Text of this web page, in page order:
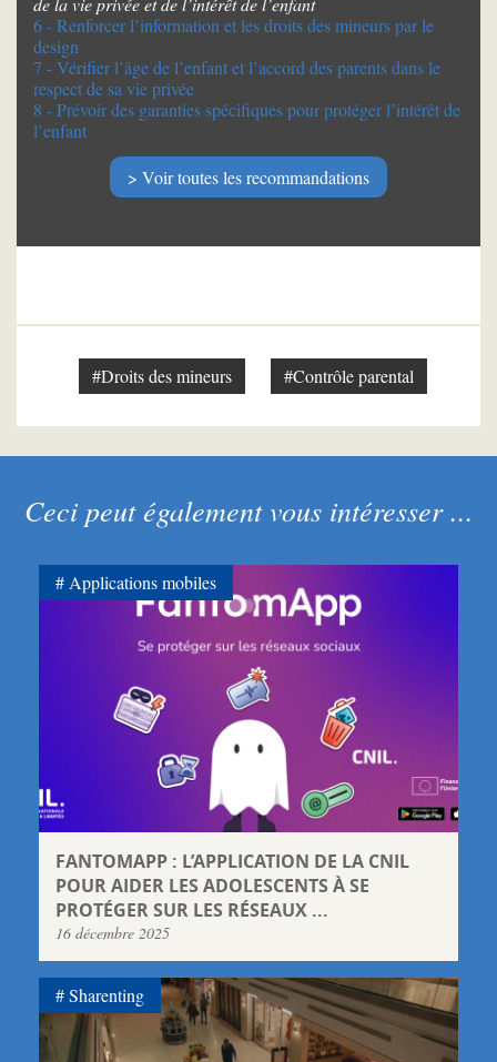
6 - Renforcer l’information et les droits des mineurs par le
design
7 - Vérifier l’âge de l’enfant et l’accord des parents dans le
respect de sa vie privée
8 - Prévoir des garanties spécifiques pour protéger l’intérêt de
l’enfant
Voir toutes les recommandations
#Droits des mineurs #Contrôle parental
Ceci peut également vous intéresser ...
FANTOMAPP : L’APPLICATION DE LA CNIL
POUR AIDER LES ADOLESCENTS À SE
PROTÉGER SUR LES RÉSEAUX ...
16 décembre 2025
Applications mobiles
Sharenting